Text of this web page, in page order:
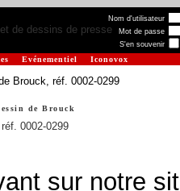
Nom d'utilisateur
Mot de passe
S'en souvenir
Evénementiel Iconovox
de Brouck
réf. 0002-0299
sur notre